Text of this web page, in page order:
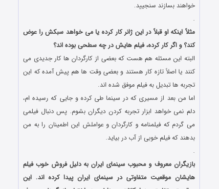
خواهند بسازند سنجیید.
.
مثلاً اینکه او قبلاً در این ژانر کار کرده یا می خواهد سبکش را عوض
کند؟ و اگر کار کرده، فیلم هایش در چه سطحی بوده اند؟
البته این مسئله هم هست که بعضی از کارگردان ها کار جدیدی می
کنند یا اصلاً تازه کار هستند و بعضی وقت ها هم پیش آمده که این
تجربه ها تبدیل به فیلم موفق شده اند.
اما من بعد از مسیری که در سینما طی کرده و جایی که رسیده ام،
دلم نمی خواهد ابزار تجربه کردن دیگران بشوم. پس دنبال فیلمی
می گردم که فیلمنامه و کارگردان و عواملش این اطمینان را به من
بدهند که فیلم خوبی از آب در بیاید.
.
بازیگران معروف و محبوب سینمای ایران به دلیل فروش خوب فیلم
هایشان موقعیت متفاوتی در سینمای ایران پیدا کرده اند. این